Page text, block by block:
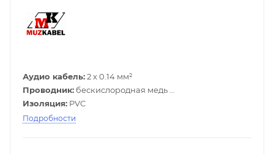
Аудио кабель:2 х 0.14 мм²
Проводник: бескислородная медь
Изоляция: PVC
Внешний диаметр:
Подробности